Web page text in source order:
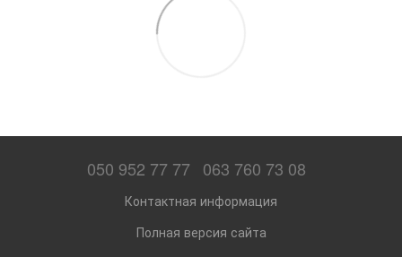
050 952 77 77 063 760 73 08
Контактная информация
Полная версия сайта